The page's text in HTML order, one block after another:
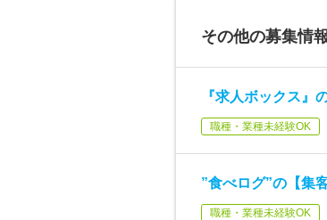
その他の募集情
『求人ボックス
職種・業種未経験OK
”食べログ”の【集
職種・業種未経験OK